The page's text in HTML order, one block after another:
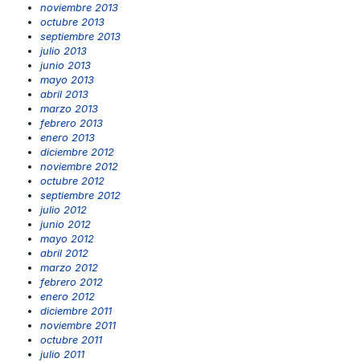
noviembre 2013
octubre 2013
septiembre 2013
julio 2013
junio 2013
mayo 2013
abril 2013
marzo 2013
febrero 2013
enero 2013
diciembre 2012
noviembre 2012
octubre 2012
septiembre 2012
julio 2012
junio 2012
mayo 2012
abril 2012
marzo 2012
febrero 2012
enero 2012
diciembre 2011
noviembre 2011
octubre 2011
julio 2011